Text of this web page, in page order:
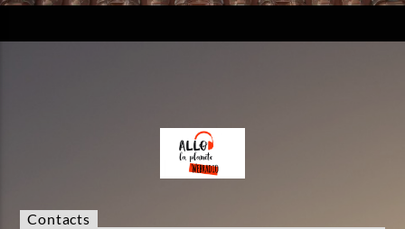
Contacts